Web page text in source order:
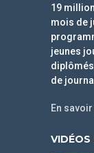
19
mois de
jeunes
de
En
VIDÉOS